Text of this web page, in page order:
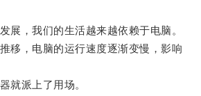
，我们的生活越来越依赖于电脑。
，电脑的运行速度逐渐变慢，影响
派上了用场。